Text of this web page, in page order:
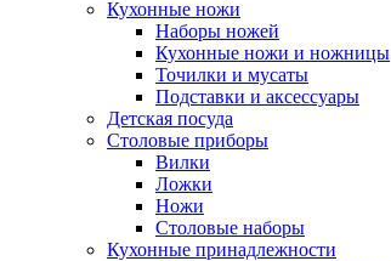
Кухонные ножи
Наборы ножей
Кухонные ножи и ножницы
Точилки и мусаты
Подставки и аксессуары
Детская посуда
Столовые приборы
Вилки
Ложки
Ножи
Столовые наборы
Кухонные принадлежности